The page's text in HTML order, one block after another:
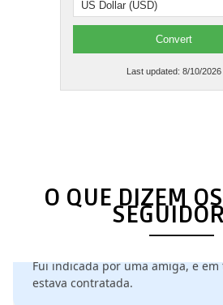
Convert
Last updated:8/10/2026
O QUE DIZEM
David Guilherme
Sou muito grato ao Quero Jobar! A
Designer
Minha experiência com o Quero
estava contratada.